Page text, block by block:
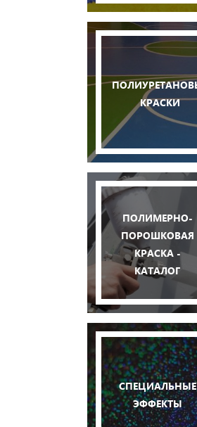
КРАСКИ
ПОЛИМЕРНО-
ПОРОШКОВАЯ
КРАСКА -
КАТАЛОГ
СПЕЦИАЛЬНЫЕ
ЭФФЕКТЫ